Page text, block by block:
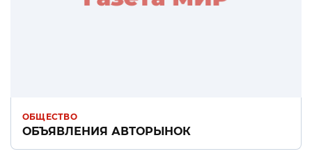
ОБЩЕСТВО
ОБЪЯВЛЕНИЯ АВТОРЫНОК